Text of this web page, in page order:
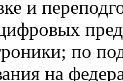
и
по
на